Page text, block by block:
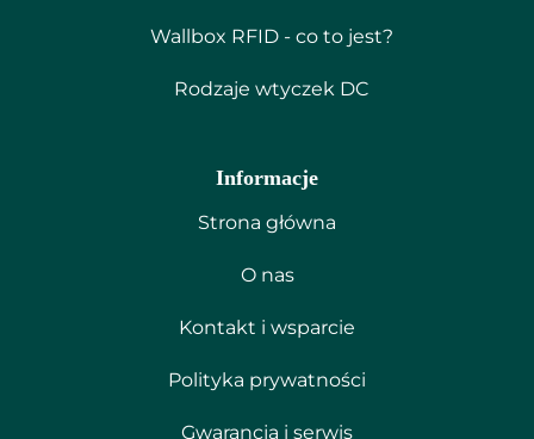
Wallbox RFID - co to jest?
Rodzaje wtyczek DC
Informacje
Strona główna
O nas
Kontakt i wsparcie
Polityka prywatności
Gwarancja i serwis